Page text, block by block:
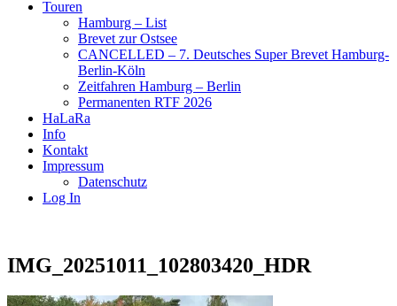
Touren
Hamburg – List
Brevet zur Ostsee
CANCELLED – 7. Deutsches Super Brevet Hamburg-
Berlin-Köln
Zeitfahren Hamburg – Berlin
Permanenten RTF 2026
HaLaRa
Info
Kontakt
Impressum
Datenschutz
Log In
IMG_20251011_102803420_HDR